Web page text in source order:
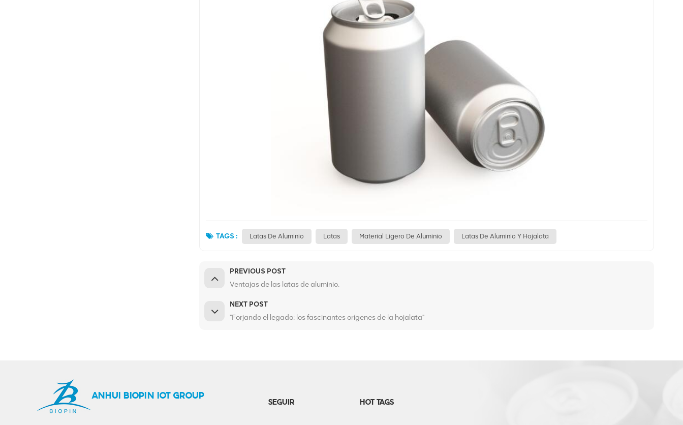
TAGS : Latas De Aluminio Latas Material Ligero De Aluminio Latas De Aluminio Y Hojalata
PREVIOUS POST
Ventajas de las latas de aluminio.
NEXT POST
"Forjando el legado: los fascinantes orígenes de la hojalata"
ANHUI BIOPIN IOT GROUP
SEGUIR HOT TAGS